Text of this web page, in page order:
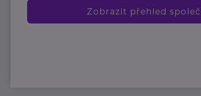
Zobrazit přehled